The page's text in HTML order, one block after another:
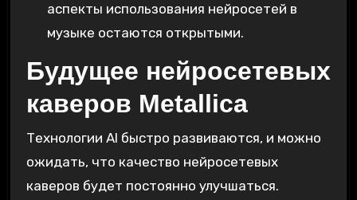
аспекты использования нейросетей в
музыке остаются открытыми.
Будущее нейросетевых
каверов Metallica
Технологии AI быстро развиваются‚ и можно
ожидать‚ что качество нейросетевых
каверов будет постоянно улучшаться.